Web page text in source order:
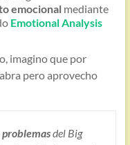
emocionalmediante
Emotional Analysis
imagino que por
pero aprovecho
problemasdel Big